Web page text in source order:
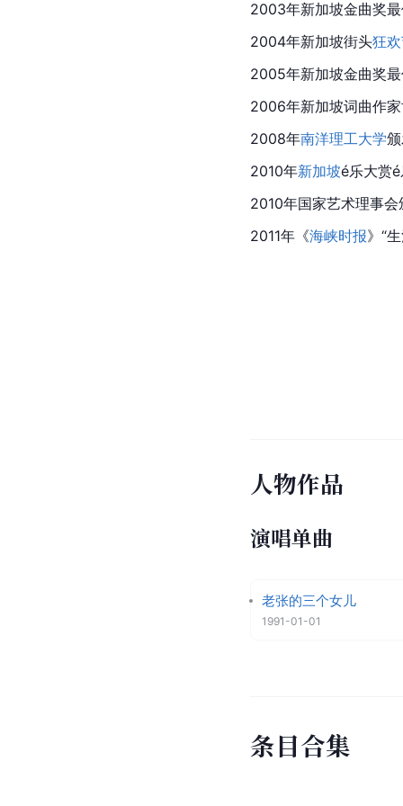
2003年新加坡金曲奖
2004年新加坡街头狂
2005年新加坡金曲奖
2006年新加坡词曲作
2008年南洋理工大学
2010年新加坡é乐大赏
2010年国家艺术理事
2011年《海峡时报》“
人物作品
演唱单曲
老张的三个女儿
1991-01-01
条目合集